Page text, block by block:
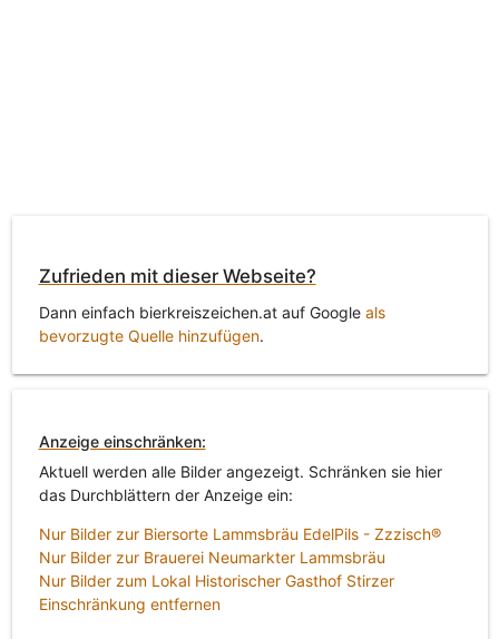
Zufrieden mit dieser Webseite?
Dann einfach bierkreiszeichen.at auf Google als
bevorzugte Quelle hinzufügen.
Anzeige einschränken:
Aktuell werden alle Bilder angezeigt. Schränken sie hier
das Durchblättern der Anzeige ein:
Nur Bilder zur Biersorte Lammsbräu EdelPils - Zzzisch®
Nur Bilder zur Brauerei Neumarkter Lammsbräu
Nur Bilder zum Lokal Historischer Gasthof Stirzer
Einschränkung entfernen